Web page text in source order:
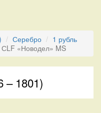
Серебро
1 рубль
«Новодел» MS
– 1801)